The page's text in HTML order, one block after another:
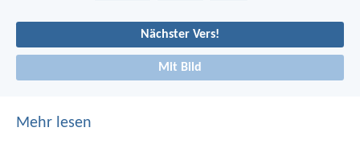
Nächster Vers!
Mit Bild
Mehr lesen